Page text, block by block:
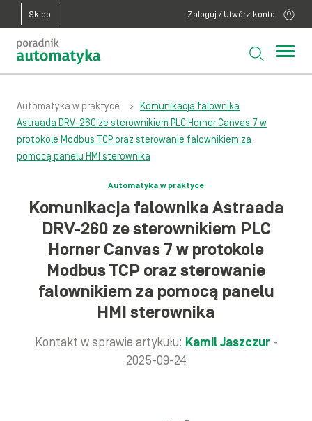
Sklep Zaloguj / Utwórz konto
Automatyka w praktyce >
Komunikacja falownika
Astraada DRV-260 ze sterownikiem PLC Horner Canvas 7 w
protokole Modbus TCP oraz sterowanie falownikiem za
pomocą panelu HMI sterownika
Automatyka w praktyce
Komunikacja falownika Astraada
DRV-260 ze sterownikiem PLC
Horner Canvas 7 w protokole
Modbus TCP oraz sterowanie
falownikiem za pomocą panelu
HMI sterownika
Kontakt w sprawie artykułu: Kamil Jaszczur-
2025-09-24